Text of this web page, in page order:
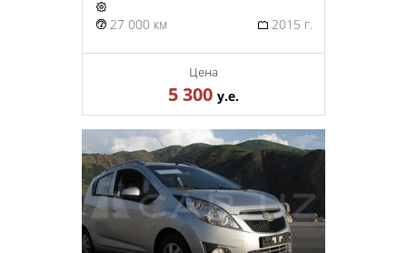
27 000 км 2015 г.
Цена
5 300 у.е.